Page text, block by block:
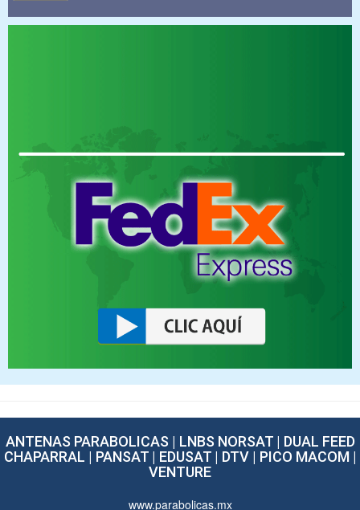
ANTENAS PARABOLICAS | LNBS NORSAT | DUAL FEED
CHAPARRAL | PANSAT | EDUSAT | DTV | PICO MACOM |
VENTURE
www.parabolicas.mx